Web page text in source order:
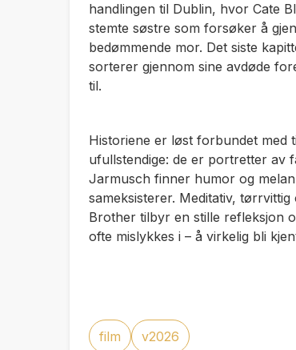
handlingen til Dublin, hvor Cate
stemte søstre som forsøker å
bedømmende mor. Det siste
sorterer gjennom sine avdøde
til.
Historiene er løst forbundet med
ufullstendige: de er portretter av
Jarmusch finner humor og
sameksisterer. Meditativ,
Brother tilbyr en stille refleksjon
ofte mislykkes i – å virkelig bli
film v2026